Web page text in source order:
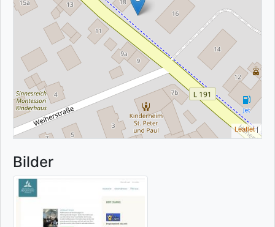
Leaflet|
Bilder